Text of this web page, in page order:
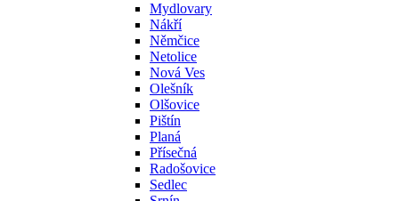
Mydlovary
Nákří
Němčice
Netolice
Nová Ves
Olešník
Olšovice
Pištín
Planá
Přísečná
Radošovice
Sedlec